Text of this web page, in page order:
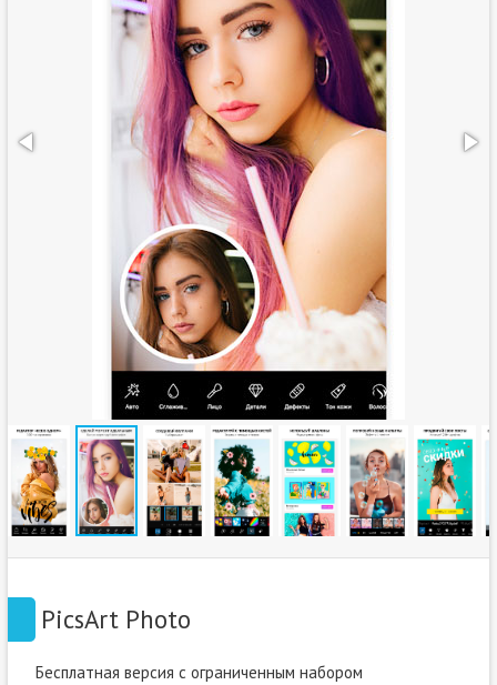
PicsArt Photo
Бесплатная версия с ограниченным набором